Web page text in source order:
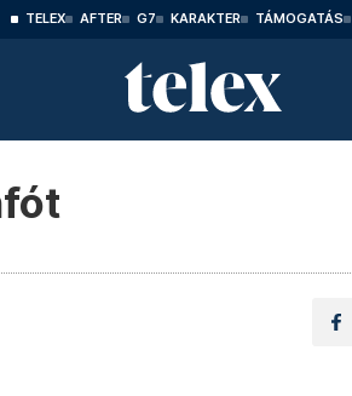
TELEX AFTER G7 KARAKTER TÁMOGATÁS